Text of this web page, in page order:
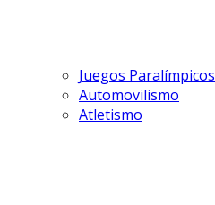
Juegos Paralímpicos
Automovilismo
Atletismo